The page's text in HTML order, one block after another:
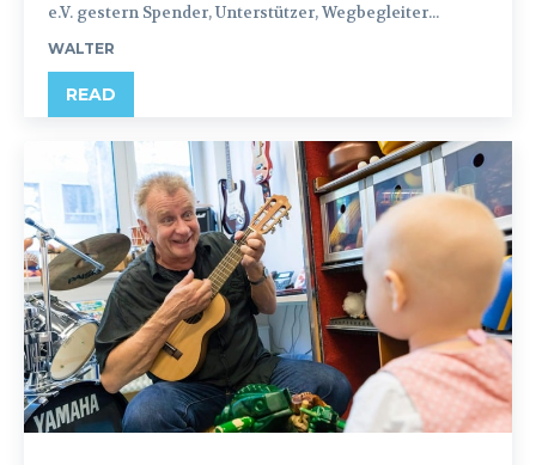
e.V. gestern Spender, Unterstützer, Wegbegleiter...
WALTER
READ